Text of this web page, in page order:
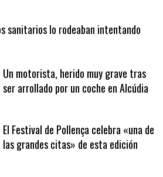
sanitarios lo rodeaban intentando
Un motorista, herido muy grave tras
ser arrollado por un coche en Alcúdia
El Festival de Pollença celebra «una de
las grandes citas» de esta edición